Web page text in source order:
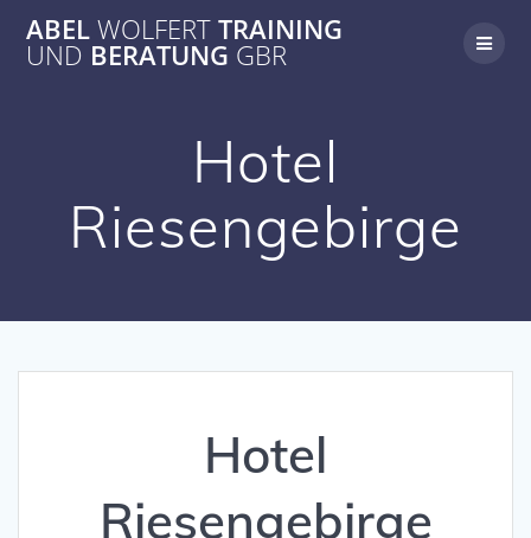
Inhalt
springen
ABELWOLFERTTRAINING
UND BERATUNG GBR
Hotel
Riesengebirge
Hotel
Riesengebirge